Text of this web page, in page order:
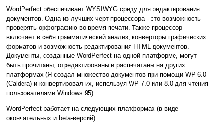
WordPerfect обеспечивает WYSIWYG среду для редактирования
документов. Одна из лучших черт процессора - это возможность
проверять орфографию во время печати. Также процессор
включает в себя грамматический анализ, конверторы графических
форматов и возможность редактирования HTML документов.
Документы, созданные WordPerfect на одной платформе, могут
быть прочитаны, отредактированы и распечатаны на других
платформах (Я создал множество документов при помощи WP 6.0
(Caldera) и конвертировал их, используя WP 7.0 или 8.0 для чтения
пользователями Windows 95).
WordPerfect работает на следующих платформах (в виде
окончательных и beta-версий):